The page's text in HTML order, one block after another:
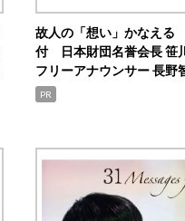
故人の「想い」かなえ
付 日本財団名誉会長 笹
フリーアナウンサー 長野
PR